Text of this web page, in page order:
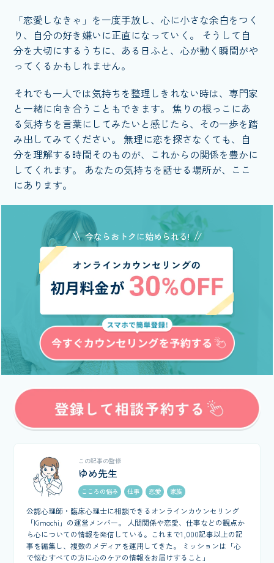
「恋愛しなきゃ」を一度手放し、心に小さな余白をつく
り、自分の好き嫌いに正直になっていく。 そうして自
分を大切にするうちに、ある日ふと、心が動く瞬間がや
ってくるかもしれません。
それでも一人では気持ちを整理しきれない時は、専門家
と一緒に向き合うこともできます。 焦りの根っこにあ
る気持ちを言葉にしてみたいと感じたら、その一歩を踏
み出してみてください。 無理に恋を探さなくても、自
分を理解する時間そのものが、これからの関係を豊かに
してくれます。 あなたの気持ちを話せる場所が、ここ
にあります。
今ならおトクに始められる!
この記事の監修
ゆめ先生
こころの悩み 仕事 恋愛 家族
公認心理師・臨床心理士に相談できるオンラインカウンセリング
「Kimochi」の運営メンバー。 人間関係や恋愛、仕事などの観点か
ら心についての情報を発信している。これまで1,000記事以上の記
事を編集し、複数のメディアを運用してきた。 ミッションは「心
で悩むすべての方に心のケアの情報をお届けすること」